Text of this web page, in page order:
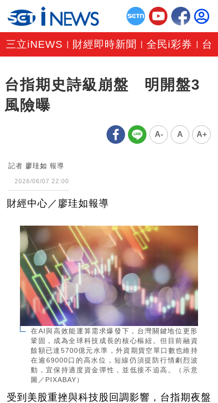
三立iNEWS 財經即時新聞 |全民i彩券 台
台指期史詩級崩盤 明開盤3
風險曝
A- A A+
記者 廖珪如 報導
2026/06/07 22:00
財經中心／廖珪如報導
在AI與高效能運算需求爆發下，台灣關鍵地位更形
鞏固，成為全球科技成長的核心樞紐。但目前融資
餘額已達5700億元水準，外資期貨空單口數也維持
在逾69000口的高水位，短線仍須提防行情劇烈波
動，宜保持適度資金彈性，並低接不追高。（示意
圖／PIXABAY）
受到美股重挫與科技股回調影響，台指期夜盤